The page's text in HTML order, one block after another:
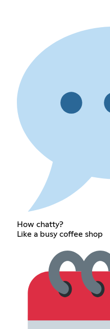
How chatty?
Like a busy coffee shop